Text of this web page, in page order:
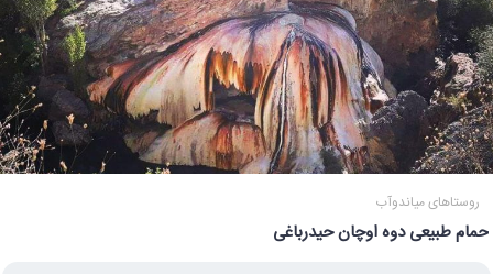
روستاهای میاندوآب
حمام طبیعی دوه اوچان حیدرباغی